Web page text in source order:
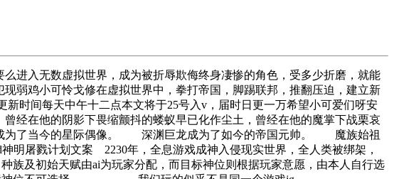
进入无数虚拟世界，成为被折辱欺侮终身凄惨的角色，受多少折磨，就能
弱鸡小可怜戈修在虚拟世界中，拳打帝国，脚踢联邦，推翻压迫，建立新
时间每天中午十二点本文将于25号入v，届时日更一万希望小可爱们呀安
他的阴影下畏缩颤抖的蝼蚁早已化作尘土，曾经在他的魔掌下战栗哀
了当今的星际偶像。 深渊巨龙成为了如今的帝国元帅。 魔族始祖
划文案 2230年，全息游戏成神入侵现实世界，全人类被绑架，
始天赋由ai为玩家分配，而目标神位则根据玩家意愿，由本人自行选